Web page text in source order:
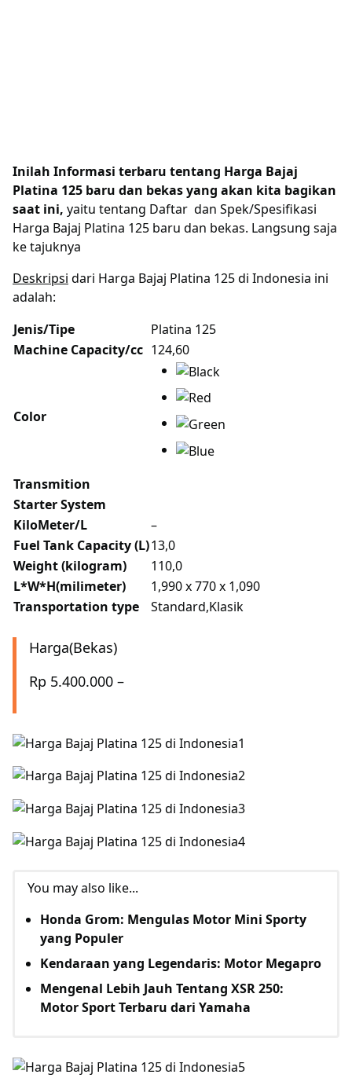
Inilah Informasi terbaru tentang Harga Bajaj
Platina 125 baru dan bekas yang akan kita bagikan
saat ini, yaitu tentang Daftar dan Spek/Spesifikasi
Harga Bajaj Platina 125 baru dan bekas. Langsung saja
ke tajuknya
Deskripsi dari Harga Bajaj Platina 125 di Indonesia ini
adalah:
Jenis/Tipe
Platina 125
Machine Capacity/cc 124,60
Color
Transmition
Starter System
KiloMeter/L
–
Fuel Tank Capacity (L)13,0
Weight (kilogram)
110,0
L*W*H(milimeter)
1,990 x 770 x 1,090
Transportation type
Standard,Klasik
Harga(Bekas)
Rp 5.400.000 –
You may also like...
Honda Grom: Mengulas Motor Mini Sporty
yang Populer
Kendaraan yang Legendaris: Motor Megapro
Mengenal Lebih Jauh Tentang XSR 250:
Motor Sport Terbaru dari Yamaha